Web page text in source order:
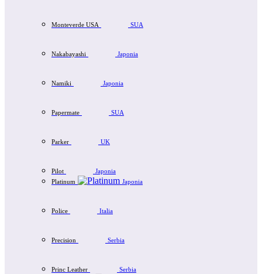
Monteverde USA SUA
Nakabayashi Japonia
Namiki Japonia
Papermate SUA
Parker UK
Pilot
Japonia
Platinum
Japonia
Police Italia
Precision Serbia
Princ Leather
Serbia